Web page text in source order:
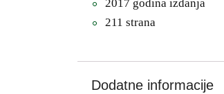
2017 godina izdanja
211 strana
Dodatne informacije